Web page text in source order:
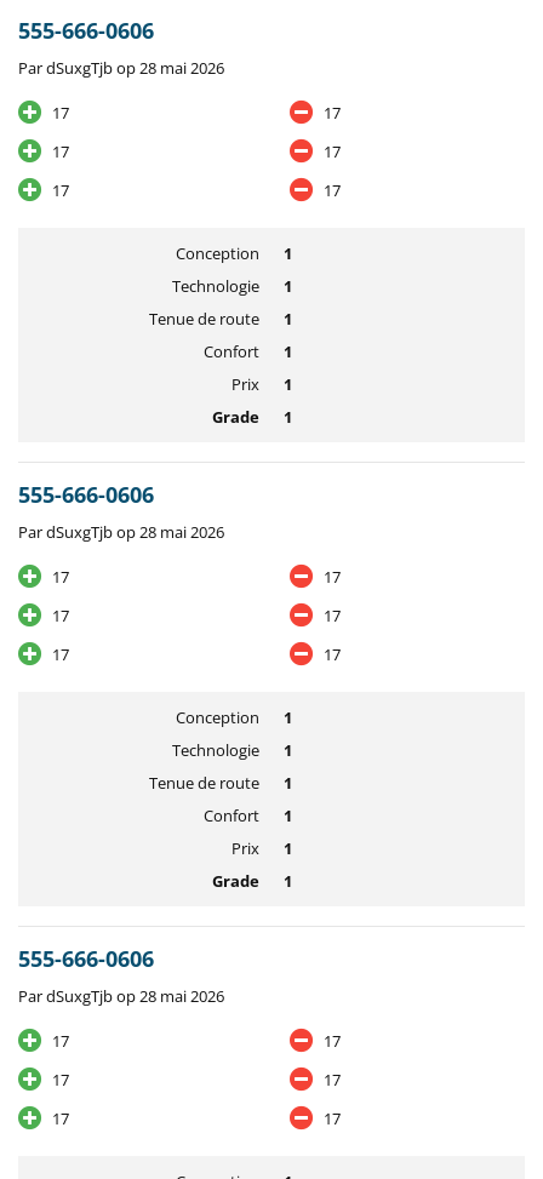
555-666-0606
Par dSuxgTjb op 28 mai 2026
17
17
17
17
17
17
Conception
1
Technologie
1
Tenue de route
1
Confort
1
Prix
1
Grade
1
555-666-0606
Par dSuxgTjb op 28 mai 2026
17
17
17
17
17
17
Conception
1
Technologie
1
Tenue de route
1
Confort
1
Prix
1
Grade
1
555-666-0606
Par dSuxgTjb op 28 mai 2026
17
17
17
17
17
17